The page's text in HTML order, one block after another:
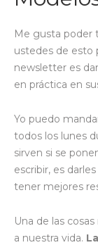
Me gusta poder
ustedes de esto
newsletter es
en práctica en
Yo puedo
todos los lunes
sirven si se
escribir, es
tener mejores
Una de las
a nuestra vida.